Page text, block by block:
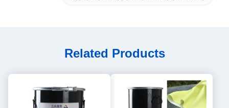
Related Products